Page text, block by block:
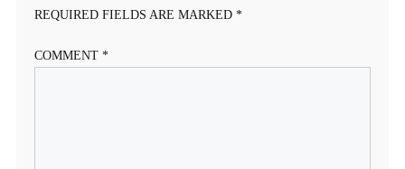
REQUIRED FIELDS ARE MARKED *
COMMENT *